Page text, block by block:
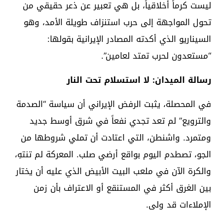
ليست كرماً أخلاقياً، بل هي تعبير عن ذعر حقيقي من
تحول المواجهة إلى حرب استنزاف طويلة الأمد، وهو
السيناريو الذي أكدته المصادر الإيرانية بقولها:
“مستعدون لحرب تمتد لعامين”.
رسالة الميدان: لا استسلام تحت النار
في المحصلة، يثبت الرفض الإيراني أن سياسة “الصدمة
والترويع” لم تعد تجدي نفعاً في شرق أوسط جديد
ومتمرد. واشنطن، التي اعتادت أن تملي شروطها من
الجو، تصطدم اليوم بواقع أرضي صلب. المعركة لم تنتهِ،
والكرة الآن في ملعب البيت الأبيض الذي عليه أن يختار
بين الغرق أكثر في المستنقع أو الاعتراف بأن زمن
الإملاءات قد ولى.